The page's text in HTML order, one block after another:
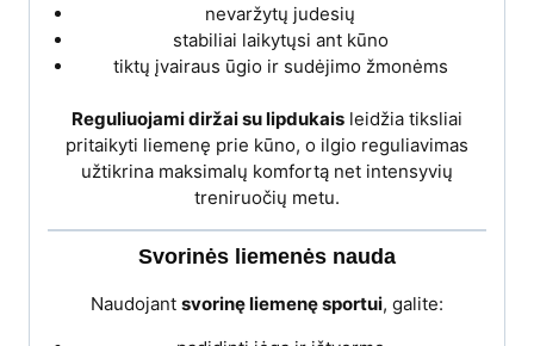
nevaržytų judesių
stabiliai laikytųsi ant kūno
tiktų įvairaus ūgio ir sudėjimo žmonėms
Reguliuojami diržai su lipdukais leidžia tiksliai
pritaikyti liemenę prie kūno, o ilgio reguliavimas
užtikrina maksimalų komfortą net intensyvių
treniruočių metu.
Svorinės liemenės nauda
Naudojant svorinę liemenę sportui, galite: